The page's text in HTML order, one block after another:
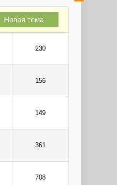
Новая тема
230
156
149
361
708